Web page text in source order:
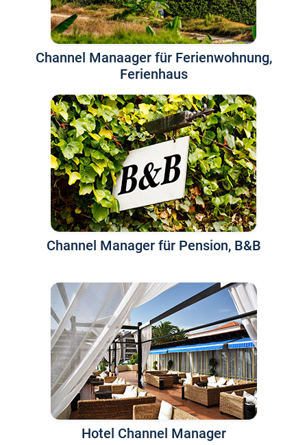
Channel Manaager für Ferienwohnung,
Ferienhaus
Channel Manager für Pension, B&B
Hotel Channel Manager